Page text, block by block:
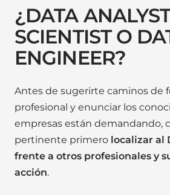
¿DATA
SCIENTIST O
ENGINEER?
Antes de sugerirte caminos de
profesional y enunciar los
empresas están demandando,
pertinente primero localizar al
frente a otros profesionales y
acción.